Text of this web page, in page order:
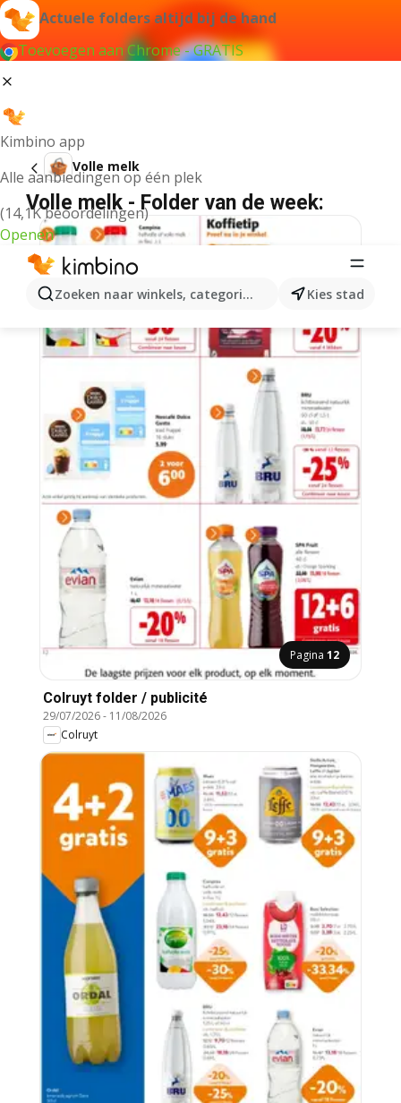
Actuele folders altijd bij de hand
Toevoegen aan Chrome - GRATIS
Kimbino app
Alle aanbiedingen op één plek
(14,1K beoordelingen)
Openen
Zoeken naar winkels, categorieën, producten...
Kies stad
Volle melk
Volle melk - Folder van de week:
Pagina 12
Colruyt folder / publicité
29/07/2026- 11/08/2026
Colruyt